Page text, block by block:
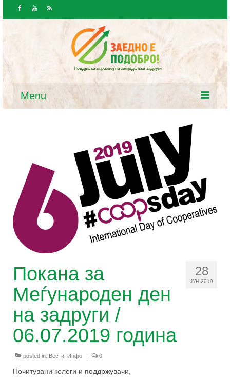
Поддршка за развој на земјоделски задруги
Menu
Вести
Повици / Огласи
Ресурси
Закони и програми
Задружни принципи
Корисни линкови
Останати ресурси
Зошто ЗЗ?
Настани
За проектот
Заедно е подобро!
28
ЈУН 2019
Покана за
Меѓународен ден
на задруги /
06.07.2019 година
posted in: Вести Инфо | 0
Почитувани колеги и поддржувачи,